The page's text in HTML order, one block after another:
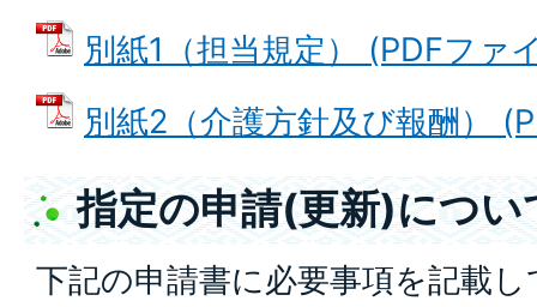
別紙1（担当規定） (PDFファ
別紙2（介護方針及び報酬）
指定の申請(更新)につい
下記の申請書に必要事項を記載